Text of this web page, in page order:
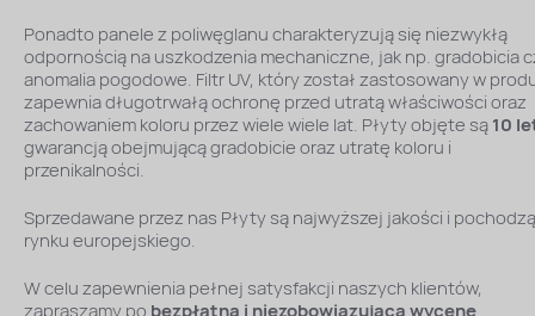
Ponadto panele z poliwęglanu charakteryzują się niezwykłą
odpornością na uszkodzenia mechaniczne, jak np. gradobicia
anomalia pogodowe. Filtr UV, który został zastosowany w
zapewnia długotrwałą ochronę przed utratą właściwości oraz
zachowaniem koloru przez wiele wiele lat. Płyty objęte są10
gwarancją obejmującą gradobicie oraz utratę koloru i
przenikalności.
Sprzedawane przez nas Płyty są najwyższej jakości i
rynku europejskiego.
W celu zapewnienia pełnej satysfakcji naszych klientów,
zapraszamy po bezpłatną i niezobowiązującą wycenę